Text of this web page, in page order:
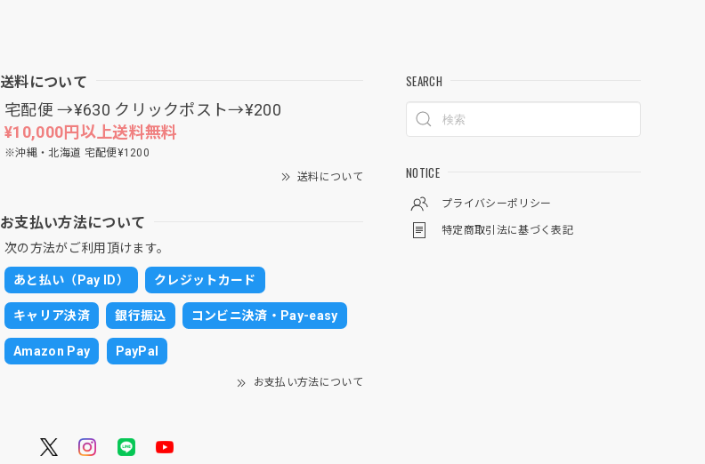
送料について
宅配便 →¥630 クリックポスト→¥200
¥10,000円以上送料無料
※沖縄・北海道 宅配便¥1200
送料について
お支払い方法について
次の方法がご利用頂けます。
あと払い（Pay ID） クレジットカード
キャリア決済 銀行振込 コンビニ決済・Pay-easy
Amazon Pay PayPal
お支払い方法について
SEARCH
NOTICE
プライバシーポリシー
特定商取引法に基づく表記